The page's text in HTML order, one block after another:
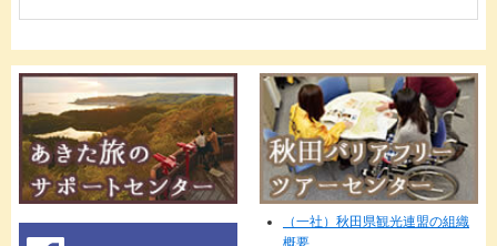
（一社）秋田県観光連盟の組織